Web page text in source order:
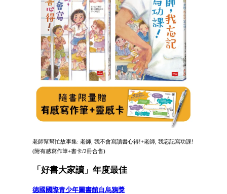
老師幫幫忙故事集: 老師, 我不會寫讀書心得!+老師, 我忘記寫功課!
(附有感寫作筆+書卡/2冊合售)
「好書大家讀」年度最佳
德國國際青少年圖書館白烏鴉獎